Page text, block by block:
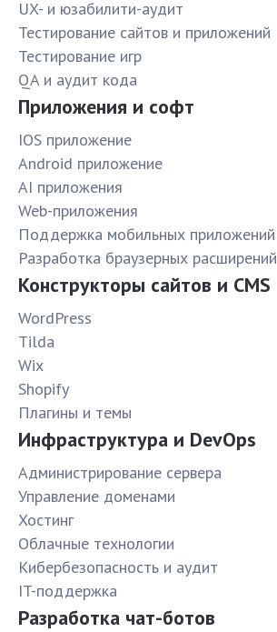
UX- и юзабилити-аудит
Тестирование сайтов и приложений
Тестирование игр
QA и аудит кода
Приложения и софт
IOS приложение
Android приложение
AI приложения
Web-приложения
Поддержка мобильных приложений
Разработка браузерных расширений
Конструкторы сайтов и CMS
WordPress
Tilda
Wix
Shopify
Плагины и темы
Инфраструктура и DevOps
Администрирование сервера
Управление доменами
Хостинг
Облачные технологии
Кибербезопасность и аудит
IT-поддержка
Разработка чат-ботов